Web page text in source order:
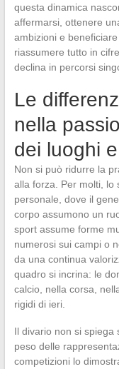
questa dinamica
affermarsi, ottenere
ambizioni e
riassumere tutto in
declina in percorsi
Le
nella
dei luoghi
Non si può ridurre la
alla forza. Per molti, lo
personale, dove il
corpo assumono un
sport assume forme
numerosi sui campi o
da una continua
quadro si incrina: le
calcio, nella corsa,
rigidi di ieri.
Il divario non si spiega
peso delle
competizioni lo